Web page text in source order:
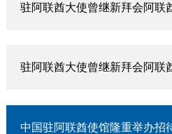
驻阿联酋大使曾继新拜会阿联
驻阿联酋大使曾继新拜会阿联
中国驻阿联酋使馆隆重举办招